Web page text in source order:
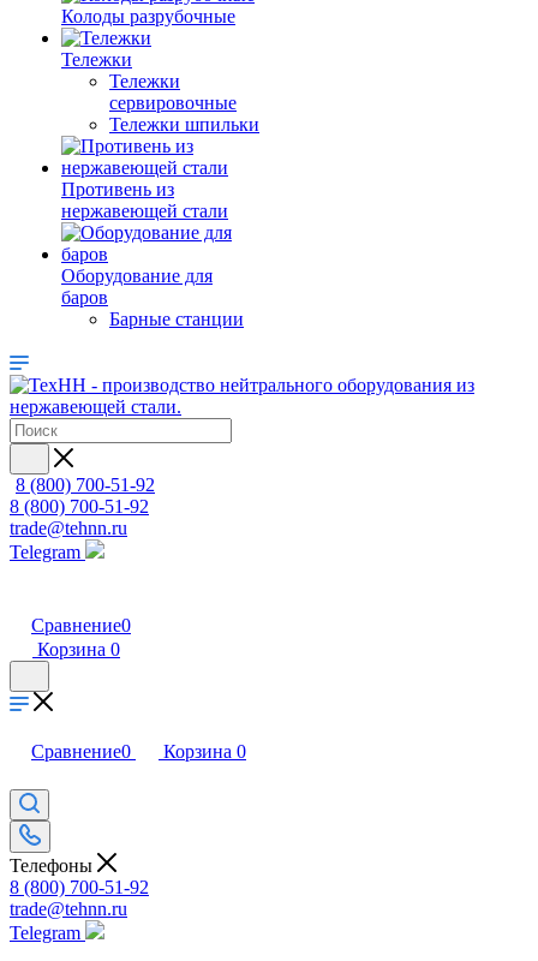
Колоды разрубочные
Тележки
Тележки
сервировочные
Тележки шпильки
Противень из
нержавеющей стали
Оборудование для
баров
Барные станции
8 (800) 700-51-92
8 (800) 700-51-92
trade@tehnn.ru
Telegram
Сравнение0
Корзина 0
Сравнение0 Корзина 0
Телефоны
8 (800) 700-51-92
trade@tehnn.ru
Telegram